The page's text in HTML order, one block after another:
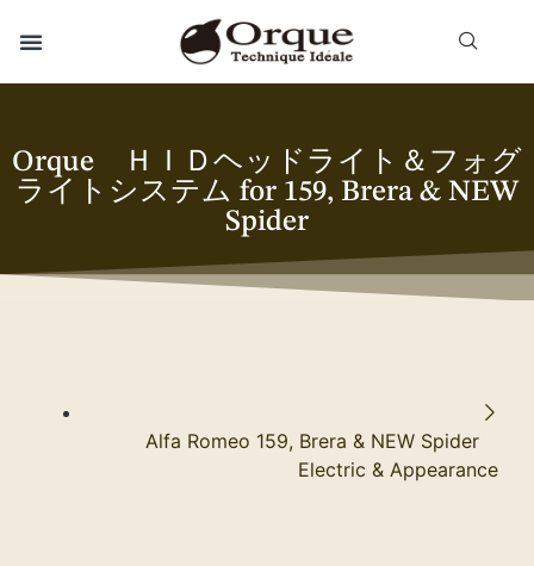
Orque ＨＩＤヘッドライト＆フォグ
ライトシステム for 159, Brera & NEW
Spider
Alfa Romeo 159, Brera & NEW Spider
Electric & Appearance